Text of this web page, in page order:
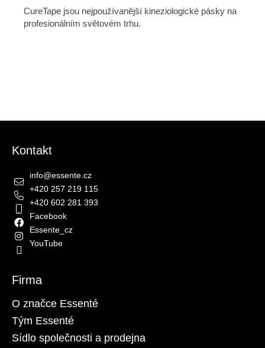
CureTape jsou nejpoužívanější kineziologické pásky na
profesionálním světovém trhu.
Kontakt
info@essente.cz
+420 257 219 115
+420 602 281 393
Facebook
Essente_cz
YouTube
Firma
O značce Essenté
Tým Essenté
Sídlo společnosti a prodejna